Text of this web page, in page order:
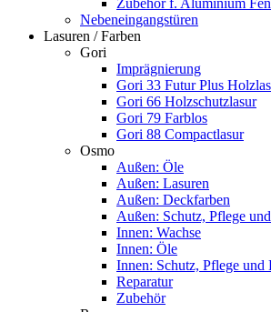
Zubehör f. Aluminium
Nebeneingangstüren
Lasuren / Farben
Gori
Imprägnierung
Gori 33 Futur Plus
Gori 66 Holzschutzlasur
Gori 79 Farblos
Gori 88 Compactlasur
Osmo
Außen: Öle
Außen: Lasuren
Außen: Deckfarben
Außen: Schutz, Pflege
Innen: Wachse
Innen: Öle
Innen: Schutz, Pflege und
Reparatur
Zubehör